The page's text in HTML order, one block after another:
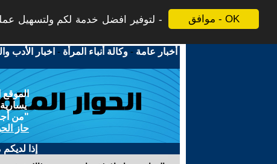
موافق - OK
لتوفير افضل خدمة لكم ولتسهيل
أخبار عامة -وكالة أنباء المرأة - اخبار الأدب
"من
حاز
إذا